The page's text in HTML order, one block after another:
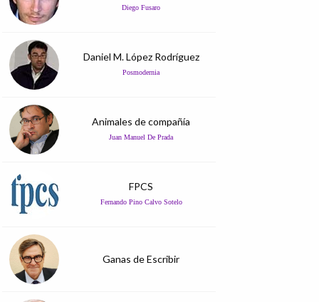
Diego Fusaro
Daniel M. López Rodríguez
Posmodernia
Animales de compañía
Juan Manuel De Prada
FPCS
Fernando Pino Calvo Sotelo
Ganas de Escribir